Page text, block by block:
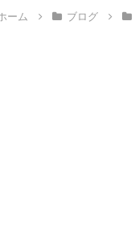
ーム ブログ